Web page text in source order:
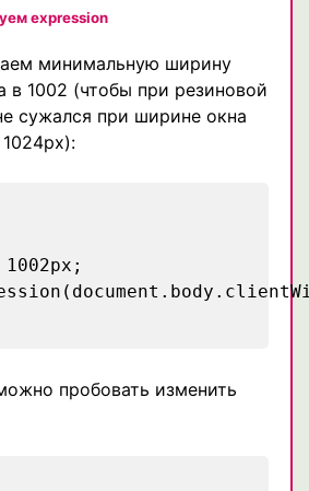
expression
минимальную ширину
в 1002 (чтобы при резиновой
сужался при ширине окна
пробовать изменить